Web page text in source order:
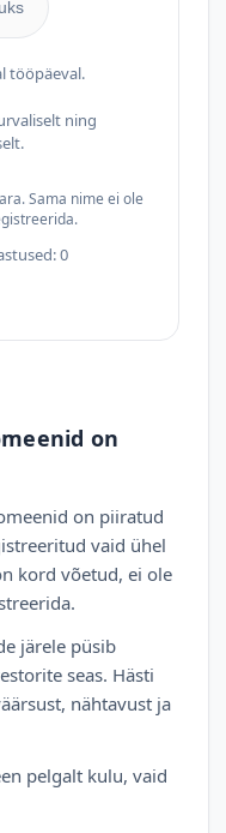
tööpäeval.
ning
Sama nime ei ole
0
on
on piiratud
vaid ühel
kord võetud, ei ole
järele püsib
seas. Hästi
nähtavust ja
pelgalt kulu, vaid